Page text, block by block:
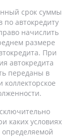
срок суммы
автокредиту
начислить
размере
При
автокредита
переданы в
каких условиях
определяемой